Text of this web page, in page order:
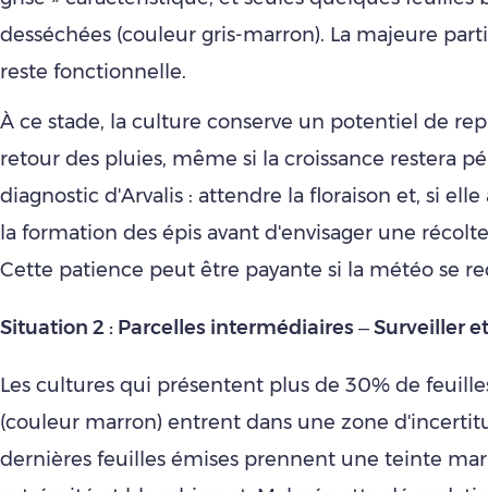
desséchées (couleur gris-marron). La majeure
reste fonctionnelle.
À ce stade, la culture conserve un potentiel de
retour des pluies, même si la croissance restera
diagnostic d'Arvalis : attendre la floraison et, si elle
la formation des épis avant d'envisager une
Cette patience peut être payante si la météo se
Situation 2 : Parcelles intermédiaires – Surveiller
Les cultures qui présentent plus de 30% de
(couleur marron) entrent dans une zone
dernières feuilles émises prennent une teinte